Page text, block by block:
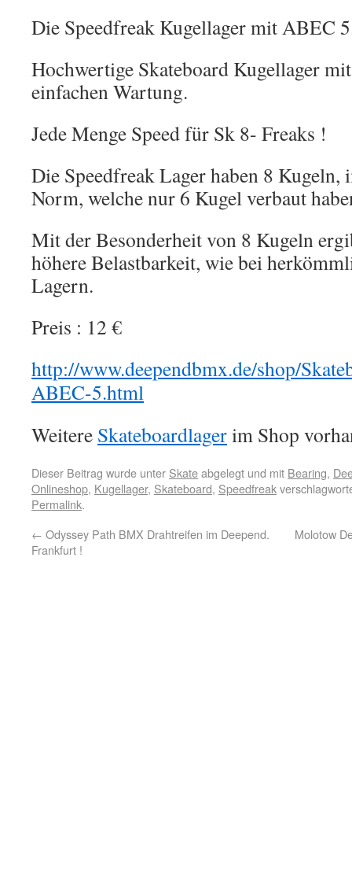
Die Speedfreak Kugellager mit ABEC
Hochwertige Skateboard Kugellager
einfachen Wartung.
Jede Menge Speed für Sk 8- Freaks !
Die Speedfreak Lager haben 8 Kugeln,
Norm, welche nur 6 Kugel verbaut
Mit der Besonderheit von 8 Kugeln
höhere Belastbarkeit, wie bei
Lagern.
Preis : 12 €
http://www.deependbmx.de/shop/
ABEC-5.html
Weitere Skateboardlagerim Shop
Dieser Beitrag wurde unter Skateabgelegt und mit Bearing,
Onlineshop, Kugellager, Skateboard, Speedfreak
Permalink.
← Odyssey Path BMX Drahtreifen im Deepend.
Frankfurt !
Molotow